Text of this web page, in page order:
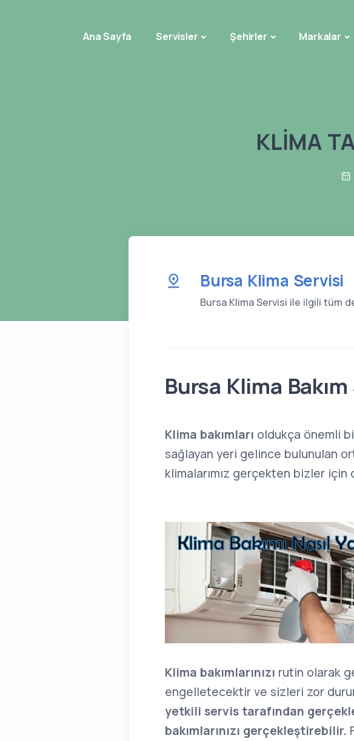
Ana Sayfa Servisler Şehirler Markalar
KLİMA
Bursa Klima Servisi
Bursa Klima Servisi ile ilgili tüm
Bursa Klima
Klima bakımları oldukça önemli
sağlayan yeri gelince bulunulan
klimalarımız gerçekten bizler
Klima bakımlarınızı rutin olarak
engelletecektir ve sizleri zor
yetkili servis tarafından
bakımlarınızı gerçekleştirebilir.